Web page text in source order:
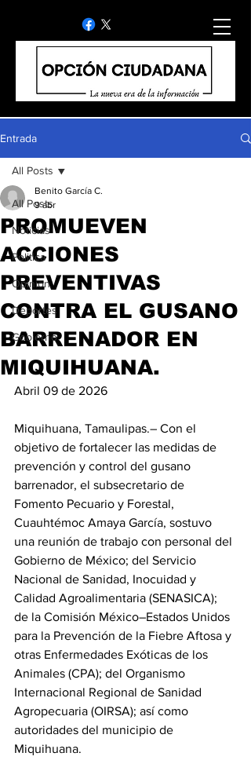
Entrada
All Posts
Noticias
Politica
Opinion
Deportes
Gobierno
All Posts
PROMUEVEN
ACCIONES
PREVENTIVAS
CONTRA EL GUSANO
BARRENADOR EN
MIQUIHUANA.
Benito García C.
9 abr
Abril 09 de 2026
Miquihuana, Tamaulipas.– Con el
objetivo de fortalecer las medidas de
prevención y control del gusano
barrenador, el subsecretario de
Fomento Pecuario y Forestal,
Cuauhtémoc Amaya García, sostuvo
una reunión de trabajo con personal del
Gobierno de México; del Servicio
Nacional de Sanidad, Inocuidad y
Calidad Agroalimentaria (SENASICA);
de la Comisión México–Estados Unidos
para la Prevención de la Fiebre Aftosa y
otras Enfermedades Exóticas de los
Animales (CPA); del Organismo
Internacional Regional de Sanidad
Agropecuaria (OIRSA); así como
autoridades del municipio de
Miquihuana.